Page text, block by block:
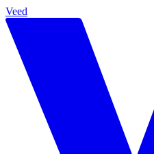
Veed